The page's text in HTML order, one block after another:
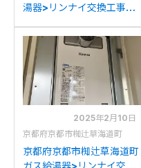
湯器>リンナイ交換工事施
2427AWX-Tからリンナイ
RUJ-A2400T(A)への交換
2025年2月10日
京都府京都市椥辻草海道町
京都府京都市椥辻草海道町
ガス給湯器>リンナイ交換